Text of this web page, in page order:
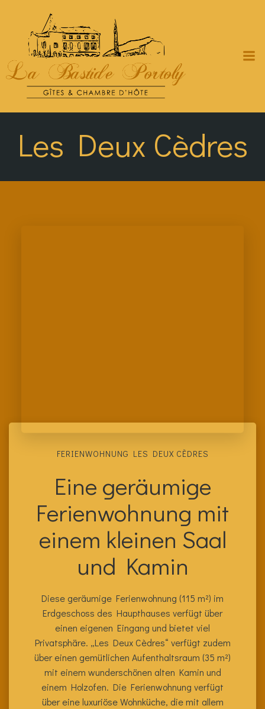
springen
Les Deux Cèdres
FERIENWOHNUNG LES DEUX CÈDRES
Eine geräumige
Ferienwohnung mit
einem kleinen Saal
und Kamin
Diese geräumige Ferienwohnung (115 m²) im
Erdgeschoss des Haupthauses verfügt über
einen eigenen Eingang und bietet viel
Privatsphäre. „Les Deux Cèdres“ verfügt zudem
über einen gemütlichen Aufenthaltsraum (35 m²)
mit einem wunderschönen alten Kamin und
einem Holzofen. Die Ferienwohnung verfügt
über eine luxuriöse Wohnküche, die mit allem